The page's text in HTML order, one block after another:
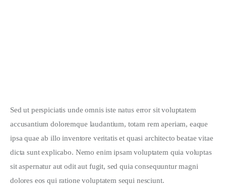
Sed ut perspiciatis unde omnis iste natus error sit voluptatem
accusantium doloremque laudantium, totam rem aperiam, eaque
ipsa quae ab illo inventore veritatis et quasi architecto beatae vitae
dicta sunt explicabo. Nemo enim ipsam voluptatem quia voluptas
sit aspernatur aut odit aut fugit, sed quia consequuntur magni
dolores eos qui ratione voluptatem sequi nesciunt.